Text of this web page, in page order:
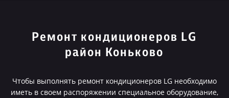
Ремонт кондиционеров LG
район Коньково
Чтобы выполнять ремонт кондиционеров LG необходимо
иметь в своем распоряжении специальное оборудование,